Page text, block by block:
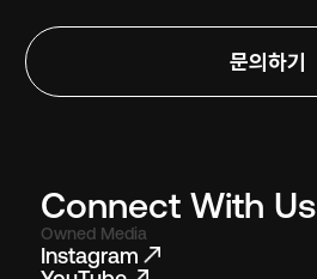
문의하기
Connect With Us
Owned Media
Instagram